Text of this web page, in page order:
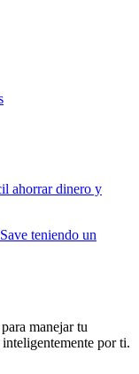
ahorrar dinero y
teniendo un
manejar tu
por ti.